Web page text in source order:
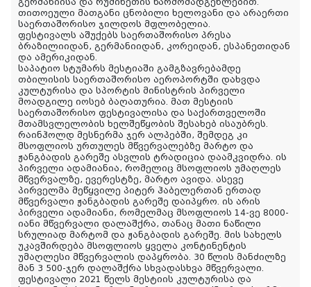
გერმანიისა და რუმინეთის წარმომადგენლებით.
თითოეული მათგანი ცნობილი ხელოვანი და არაერთი
საერთაშორისო ჯილდოს მფლობელია.
ფესტივალს აშუქებს საერთაშორისო პრესა
ბრაზილიიდან, გერმანიიდან, კორეიდან, ესპანეთიდან
და ამერიკიდან.
საპატიო სტუმარს მესტიაში გამგზავრებამდე
თბილისის საერთაშორისო აეროპორტში დახვდა
კულტურისა და სპორტის მინისტრის პირველი
მოადგილე იოსებ ბაღათურია. მათ მესტიის
საერთაშორისო ფესტივალისა და საქართველოში
მთამსვლელობის ხელშეწყობის შესახებ ისაუბრეს.
რაინჰოლდ მესნერმა ჯერ ალპებში, შემდეგ კი
მსოფლიოს ურთულეს მწვერვალებზე მარტო და
ჟანგბადის გარეშე ასვლის ტრადიცია დაამკვიდრა. ის
პირველი ადამიანია, რომელიც მსოფლიოს უმაღლეს
მწვერვალზე, ევერესტზე, მარტო ავიდა. ასევე
პირველმა მეწყვილე პიტერ ჰაბელერთან ერთად
მწვერვალი ჟანგბადის გარეშე დაიპყრო. ის არის
პირველი ადამიანი, რომელმაც მსოფლიოს 14-ვე 8000-
იანი მწვერვალი დალაშქრა, თანაც მათი ნაწილი
სრულიად მარტომ და ჟანგბადის გარეშე. მის სახელს
უკავშირდება მსოფლიოს ყველა კონტინენტის
უმაღლესი მწვერვალის დაპყრობა. 30 წლის მანძილზე
მან 3 500-ჯერ დალაშქრა სხვადასხვა მწვერვალი.
ფესტივალი 2021 წელს მესტიის კულტურისა და